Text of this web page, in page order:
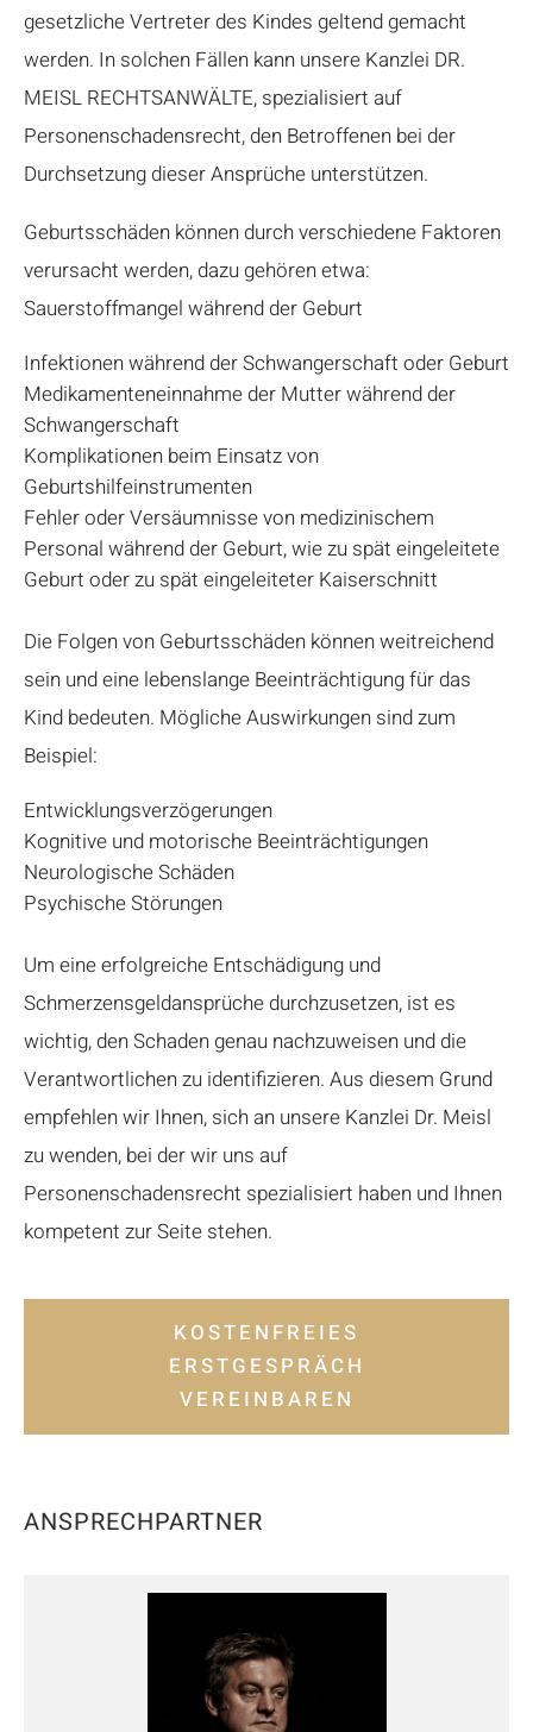
gesetzliche Vertreter des Kindes geltend gemacht
werden. In solchen Fällen kann unsere Kanzlei DR.
MEISL RECHTSANWÄLTE, spezialisiert auf
Personenschadensrecht, den Betroffenen bei der
Durchsetzung dieser Ansprüche unterstützen.
Geburtsschäden können durch verschiedene Faktoren
verursacht werden, dazu gehören etwa:
Sauerstoffmangel während der Geburt
Infektionen während der Schwangerschaft oder Geburt
Medikamenteneinnahme der Mutter während der
Schwangerschaft
Komplikationen beim Einsatz von
Geburtshilfeinstrumenten
Fehler oder Versäumnisse von medizinischem
Personal während der Geburt, wie zu spät eingeleitete
Geburt oder zu spät eingeleiteter Kaiserschnitt
Die Folgen von Geburtsschäden können weitreichend
sein und eine lebenslange Beeinträchtigung für das
Kind bedeuten. Mögliche Auswirkungen sind zum
Beispiel:
Entwicklungsverzögerungen
Kognitive und motorische Beeinträchtigungen
Neurologische Schäden
Psychische Störungen
Um eine erfolgreiche Entschädigung und
Schmerzensgeldansprüche durchzusetzen, ist es
wichtig, den Schaden genau nachzuweisen und die
Verantwortlichen zu identifizieren. Aus diesem Grund
empfehlen wir Ihnen, sich an unsere Kanzlei Dr. Meisl
zu wenden, bei der wir uns auf
Personenschadensrecht spezialisiert haben und Ihnen
kompetent zur Seite stehen.
KOSTENFREIES
ERSTGESPRÄCH
VEREINBAREN
ANSPRECHPARTNER